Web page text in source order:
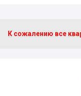
К сожалению все